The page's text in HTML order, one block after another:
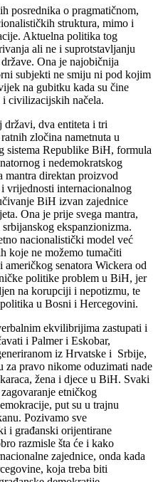
posrednika o pragmatičnom,
struktura, mimo i
Aktuelna politika tog
ali ne i suprotstavljanju
Ona je najobičnija
subjekti ne smiju ni pod kojim
na gubitku kada su čine
civilizacijskih načela.
državi, dva entiteta i tri
zločina nametnuta u
sistema Republike BiH, formula
i nedemokratskog
mantra direktan proizvod
vrijednosti internacionalnog
BiH izvan zajednice
Ona je prije svega mantra,
ekspanzionizma.
nacionalistički model već
koje ne možemo tumačiti
senatora Wickera od
politike problem u BiH, jer
na korupciji i nepotizmu, te
u Bosni i Hercegovini.
ekvilibrijima zastupati i
i Palmer i Eskobar,
iz Hrvatske i Srbije,
za pravo nikome oduzimati nade
žena i djece u BiH. Svaki
etničkog
put su u trajnu
Pozivamo sve
i građanski orijentirane
razmisle šta će i kako
zajednice, onda kada
koja treba biti